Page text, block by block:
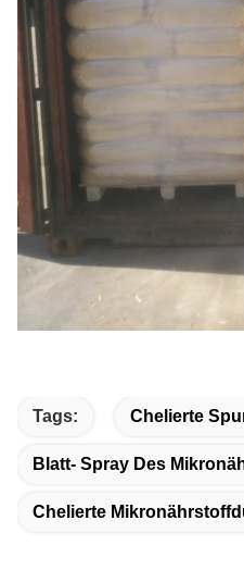
Tags: Chelierte
Blatt- Spray Des
Chelierte